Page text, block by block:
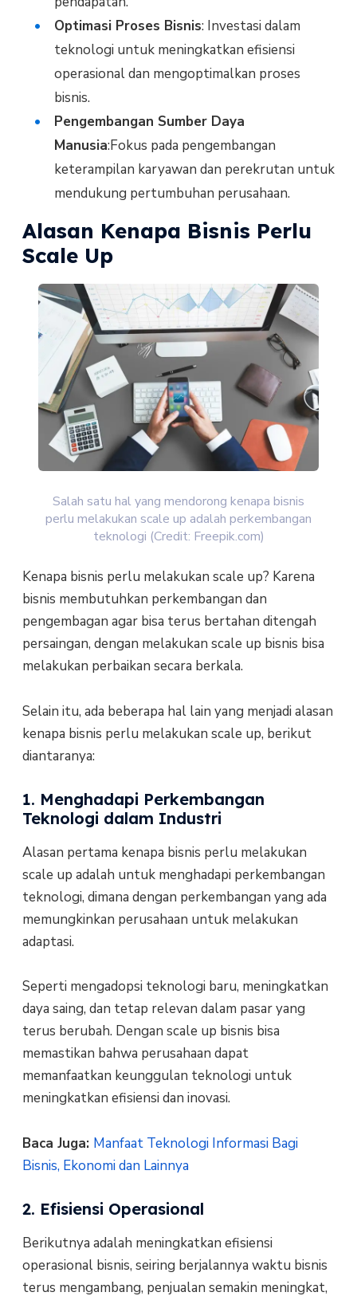
Optimasi Proses Bisnis: Investasi dalam
teknologi untuk meningkatkan efisiensi
operasional dan mengoptimalkan proses
bisnis.
Pengembangan Sumber Daya
Manusia:Fokus pada pengembangan
keterampilan karyawan dan perekrutan untuk
mendukung pertumbuhan perusahaan.
Alasan Kenapa Bisnis Perlu
Scale Up
Salah satu hal yang mendorong kenapa bisnis
perlu melakukan scale up adalah perkembangan
teknologi (Credit: Freepik.com)
Kenapa bisnis perlu melakukan scale up? Karena
bisnis membutuhkan perkembangan dan
pengembagan agar bisa terus bertahan ditengah
persaingan, dengan melakukan scale up bisnis bisa
melakukan perbaikan secara berkala.
Selain itu, ada beberapa hal lain yang menjadi alasan
kenapa bisnis perlu melakukan scale up, berikut
diantaranya:
1. Menghadapi Perkembangan
Teknologi dalam Industri
Alasan pertama kenapa bisnis perlu melakukan
scale up adalah untuk menghadapi perkembangan
teknologi, dimana dengan perkembangan yang ada
memungkinkan perusahaan untuk melakukan
adaptasi.
Seperti mengadopsi teknologi baru, meningkatkan
daya saing, dan tetap relevan dalam pasar yang
terus berubah. Dengan scale up bisnis bisa
memastikan bahwa perusahaan dapat
memanfaatkan keunggulan teknologi untuk
meningkatkan efisiensi dan inovasi.
Baca Juga: Manfaat Teknologi Informasi Bagi
Bisnis, Ekonomi dan Lainnya
2. Efisiensi Operasional
Berikutnya adalah meningkatkan efisiensi
operasional bisnis, seiring berjalannya waktu bisnis
terus mengambang, penjualan semakin meningkat,